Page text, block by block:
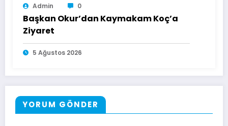
Admin 0
Başkan Okur’dan Kaymakam Koç’a
Ziyaret
5 Ağustos 2026
YORUM GÖNDER